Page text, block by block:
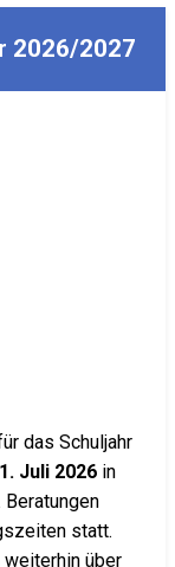
2026/2027
das Schuljahr
Juli 2026 in
statt.
über